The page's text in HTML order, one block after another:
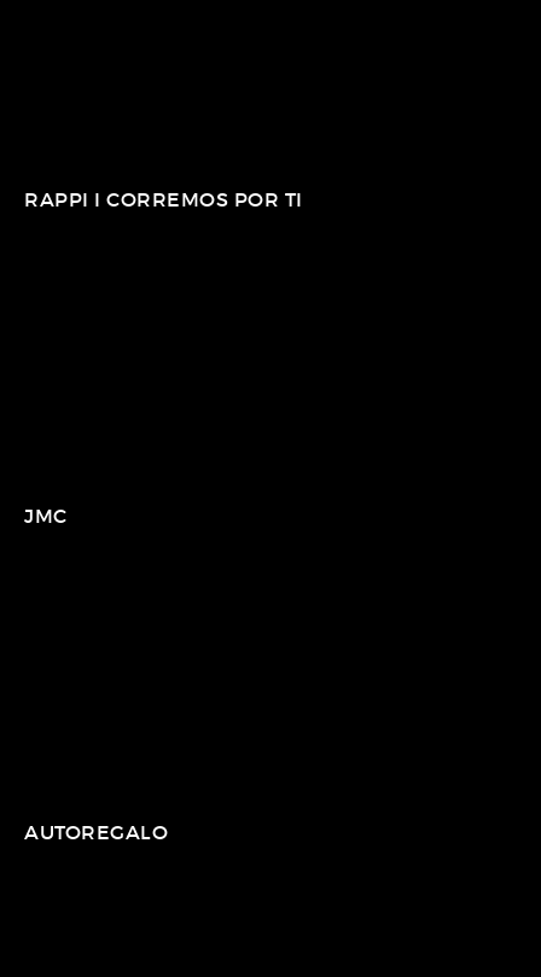
RAPPI I CORREMOS POR TI
JMC
AUTOREGALO